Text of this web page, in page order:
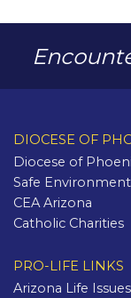
DIOCESE OF
Diocese of
Safe Environment
CEA Arizona
Catholic Charities
PRO-LIFE LINKS
Arizona Life Issues